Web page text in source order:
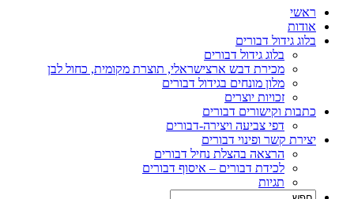
ראשי
אודות
בלוג גידול דבורים
בלוג גידול דבורים
מכירת דבש ארצישראלי, תוצרת מקומית, כחול לבן
מלון מונחים בגידול דבורים
זכויות יוצרים
כתבות וקישורים דבורים
דפי צביעה ויצירה-דבורים
יצירת קשר ופינוי דבורים
הרצאה בהצלת נחיל דבורים
לכידת דבורים – איסוף דבורים
תגיות